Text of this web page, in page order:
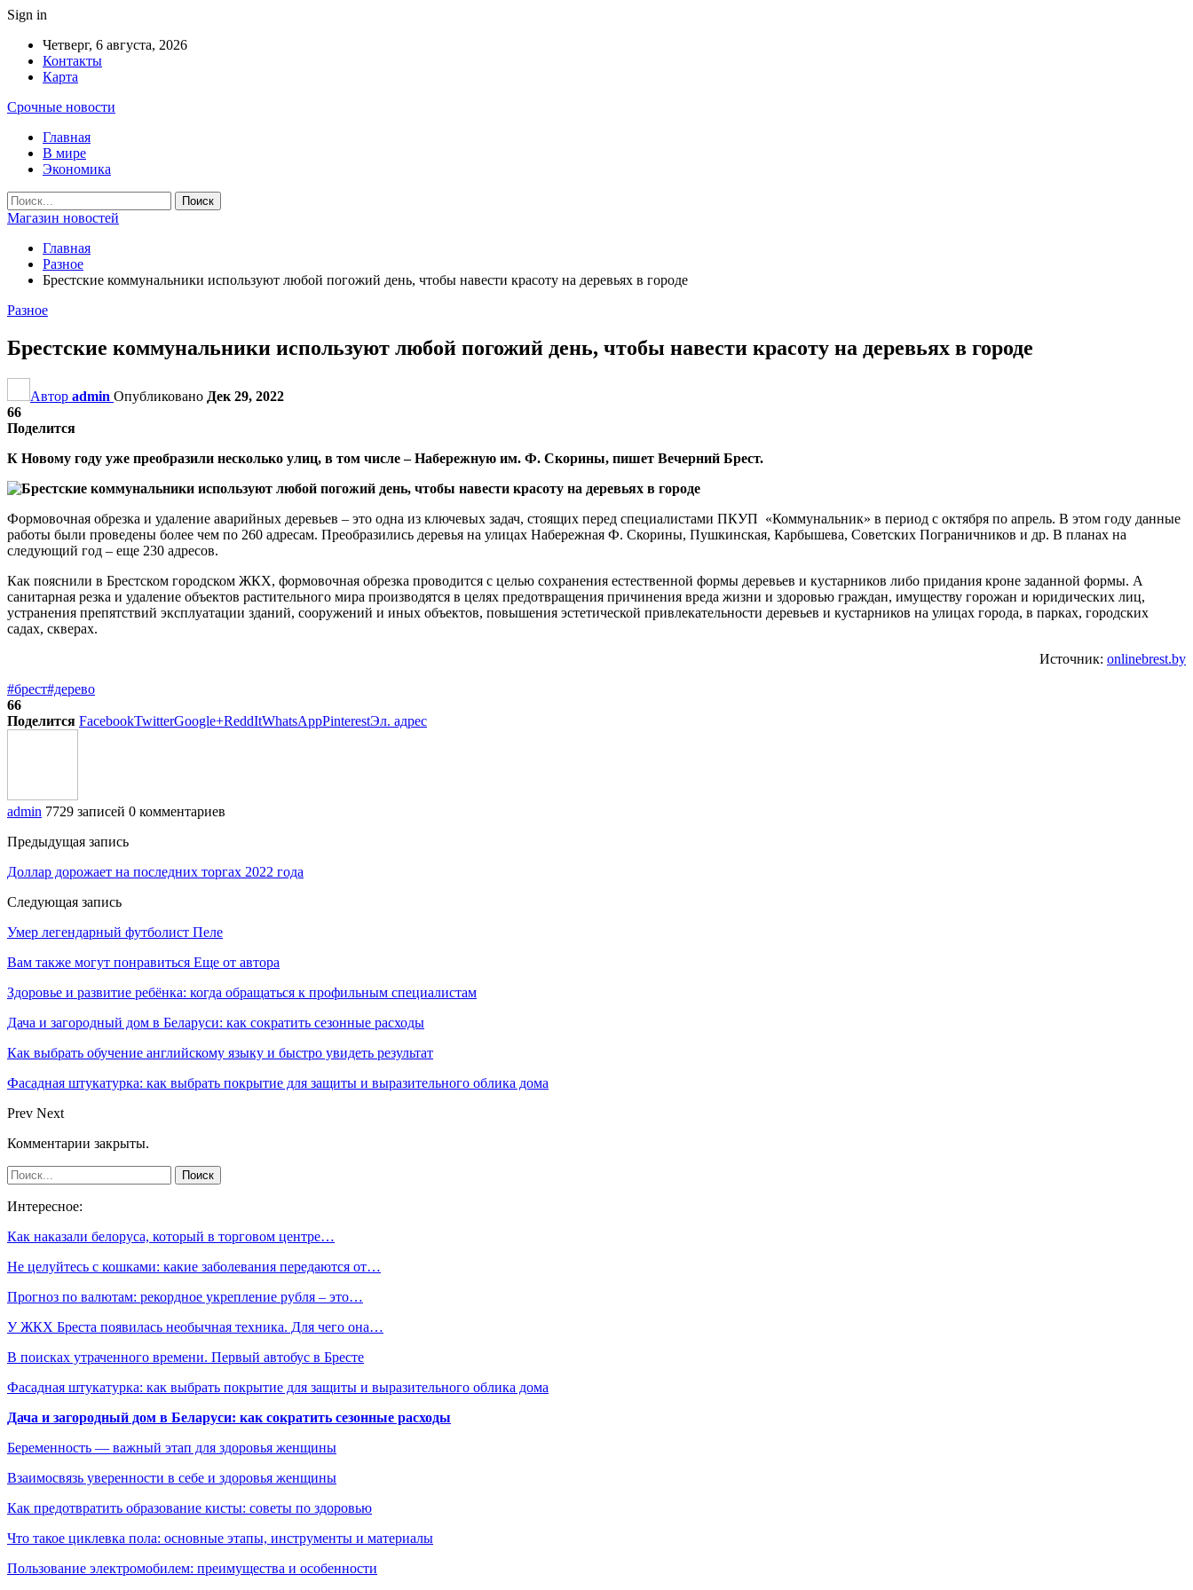
Sign in
Четверг, 6 августа, 2026
Контакты
Карта
Срочные новости
Главная
В мире
Экономика
Магазин новостей
Главная
Разное
Брестские коммунальники используют любой погожий день, чтобы навести красоту на деревьях в городе
Разное
Брестские коммунальники используют любой погожий день, чтобы навести красоту на деревьях в городе
Автор admin Опубликовано Дек 29, 2022
66
Поделится
К Новому году уже преобразили несколько улиц, в том числе – Набережную им. Ф. Скорины, пишет Вечерний Брест.
Формовочная обрезка и удаление аварийных деревьев – это одна из ключевых задач, стоящих перед специалистами ПКУП «Коммунальник» в период с октября по апрель. В этом году данные
работы были проведены более чем по 260 адресам. Преобразились деревья на улицах Набережная Ф. Скорины, Пушкинская, Карбышева, Советских Пограничников и др. В планах на
следующий год – еще 230 адресов.
Как пояснили в Брестском городском ЖКХ, формовочная обрезка проводится с целью сохранения естественной формы деревьев и кустарников либо придания кроне заданной формы. А
санитарная резка и удаление объектов растительного мира производятся в целях предотвращения причинения вреда жизни и здоровью граждан, имуществу горожан и юридических лиц,
устранения препятствий эксплуатации зданий, сооружений и иных объектов, повышения эстетической привлекательности деревьев и кустарников на улицах города, в парках, городских
садах, скверах.
Источник: onlinebrest.by
#брест#дерево
66
Поделится FacebookTwitterGoogle+ReddItWhatsAppPinterestЭл. адрес
admin 7729 записей 0 комментариев
Предыдущая запись
Доллар дорожает на последних торгах 2022 года
Следующая запись
Умер легендарный футболист Пеле
Вам также могут понравиться Еще от автора
Здоровье и развитие ребёнка: когда обращаться к профильным специалистам
Дача и загородный дом в Беларуси: как сократить сезонные расходы
Как выбрать обучение английскому языку и быстро увидеть результат
Фасадная штукатурка: как выбрать покрытие для защиты и выразительного облика дома
Prev Next
Комментарии закрыты.
Интересное:
Как наказали белоруса, который в торговом центре…
Не целуйтесь с кошками: какие заболевания передаются от…
Прогноз по валютам: рекордное укрепление рубля – это…
У ЖКХ Бреста появилась необычная техника. Для чего она…
В поисках утраченного времени. Первый автобус в Бресте
Фасадная штукатурка: как выбрать покрытие для защиты и выразительного облика дома
Дача и загородный дом в Беларуси: как сократить сезонные расходы
Беременность — важный этап для здоровья женщины
Взаимосвязь уверенности в себе и здоровья женщины
Как предотвратить образование кисты: советы по здоровью
Что такое циклевка пола: основные этапы, инструменты и материалы
Пользование электромобилем: преимущества и особенности